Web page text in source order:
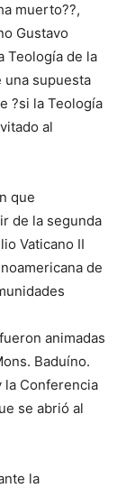
muerto??,
Gustavo
Teología de la
una supuesta
?si la Teología
al
que
de la segunda
Vaticano II
de
animadas
Baduíno.
la Conferencia
se abrió al
la